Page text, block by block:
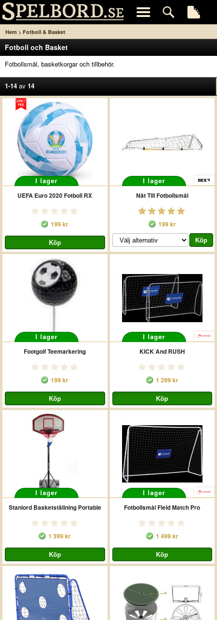
Hem > Fotboll & Basket
Fotboll och Basket
Fotbollsmål, basketkorgar och tillbehör.
1-14 av 14
I lager
UEFA Euro 2020 Fotboll RX
199 kr
I lager
Nät Till Fotbollsmål
199 kr
I lager
Footgolf Teemarkering
199 kr
I lager
KICK And RUSH
1 299 kr
I lager
Stanlord Basketställning Portable
1 399 kr
I lager
Fotbollsmål Field Match Pro
1 499 kr